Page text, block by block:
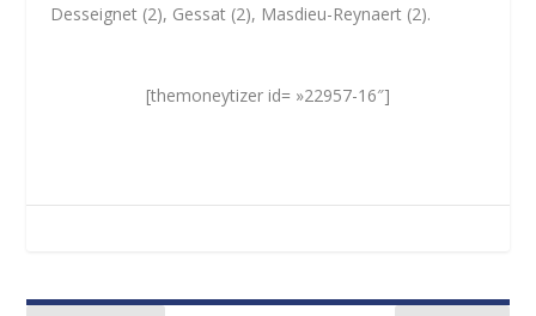
Desseignet (2), Gessat (2), Masdieu-Reynaert (2).
[themoneytizer id= »22957-16″]